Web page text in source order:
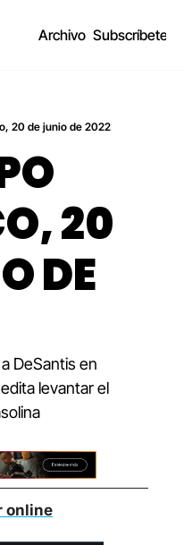
Archivo Subscríbete
20 de junio de 2022
20
DE
DeSantis en
levantar el
online